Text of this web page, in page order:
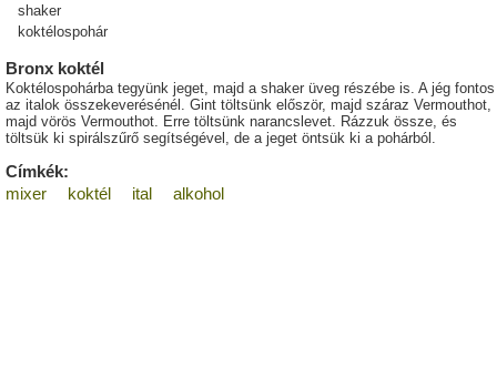
shaker
koktélospohár
Bronx koktél
Koktélospohárba tegyünk jeget, majd a shaker üveg részébe is. A jég fontos
az italok összekeverésénél. Gint töltsünk először, majd száraz Vermouthot,
majd vörös Vermouthot. Erre töltsünk narancslevet. Rázzuk össze, és
töltsük ki spirálszűrő segítségével, de a jeget öntsük ki a pohárból.
Címkék:
mixer
koktél ital alkohol